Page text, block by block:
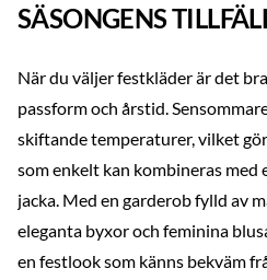
SÄSONGENS
När du väljer festkläder är det
passform och årstid.
skiftande temperaturer, vilket
som enkelt kan kombineras med
jacka. Med en garderob fylld av
eleganta byxor och feminina
en festlook som känns bekväm